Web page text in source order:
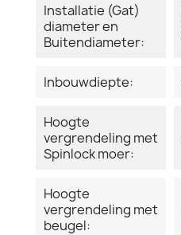
Installatie (Gat)
diameter en
Buitendiameter:
Inbouwdiepte:
Hoogte
vergrendeling met
Spinlock moer:
Hoogte
vergrendeling met
beugel: